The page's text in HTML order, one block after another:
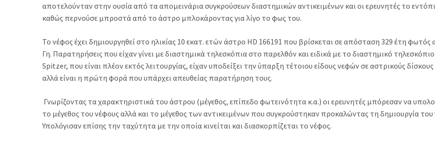
αποτελούνταν στην ουσία από τα απομεινάρια συγκρούσεων διαστημικών αντικειμένων και οι ερευνητές το
καθώς περνούσε μπροστά από το άστρο μπλοκάροντας για λίγο το φως του.
Το νέφος έχει δημιουργηθεί στο ηλικίας 10 εκατ. ετών άστρο HD 166191 που βρίσκεται σε απόσταση 329 έτη φωτός
Γη. Παρατηρήσεις που είχαν γίνει με διαστημικά τηλεσκόπια στο παρελθόν και ειδικά με το διαστημικό τηλεσκόπιο
Spitzer, που είναι πλέον εκτός λειτουργίας, είχαν υποδείξει την ύπαρξη τέτοιου είδους νεφών σε αστρικούς δίσκους
αλλά είναι η πρώτη φορά που υπάρχει απευθείας παρατήρηση τους.
Γνωρίζοντας τα χαρακτηριστικά του άστρου (μέγεθος, επίπεδο φωτεινότητα κ.α.) οι ερευνητές μπόρεσαν να
το μέγεθος του νέφους αλλά και το μέγεθος των αντικειμένων που συγκρούστηκαν προκαλώντας τη δημιουργία του
Υπολόγισαν επίσης την ταχύτητα με την οποία κινείται και διασκορπίζεται το νέφος.